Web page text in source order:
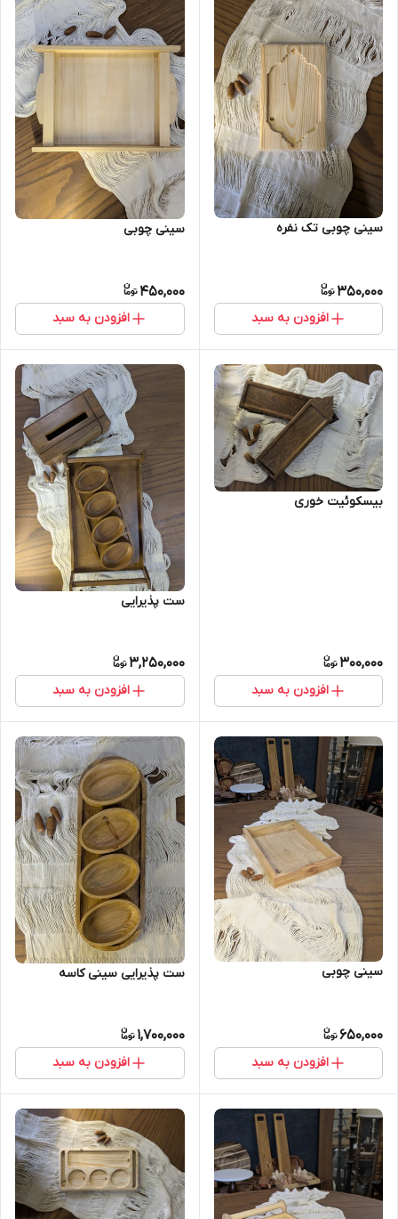
سینی چوبی تک نفره
350,000
افزودن به سبد
سینی چوبی
450,000
افزودن به سبد
بیسکوئیت خوری
300,000
افزودن به سبد
ست پذیرایی
3,250,000
افزودن به سبد
سینی چوبی
650,000
افزودن به سبد
ست پذیرایی سینی کاسه
1,700,000
افزودن به سبد